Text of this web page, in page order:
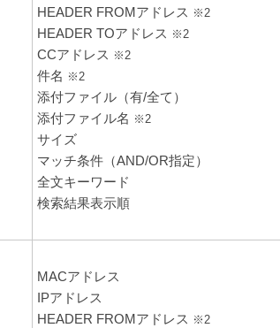
HEADER FROMアドレス ※2
HEADER TOアドレス ※2
CCアドレス ※2
件名 ※2
添付ファイル（有/全て）
添付ファイル名 ※2
サイズ
マッチ条件（AND/OR指定）
全文キーワード
検索結果表示順
MACアドレス
IPアドレス
HEADER FROMアドレス ※2